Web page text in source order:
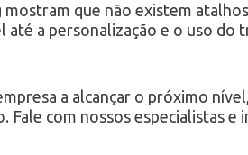
que não existem
até a personalização e o uso
a alcançar o próximo
com nossos especialistas